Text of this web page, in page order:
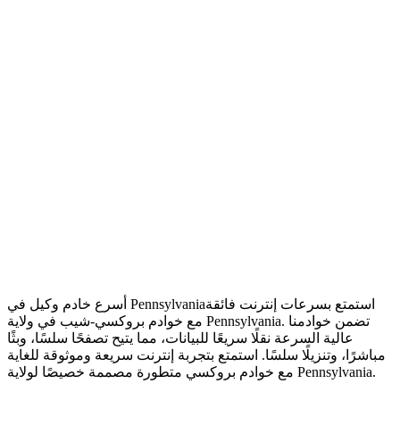
أسرع خادم وكيل في Pennsylvaniaاستمتع بسرعات إنترنت فائقة
مع خوادم بروكسي-شيب في ولاية Pennsylvania. تضمن خوادمنا
عالية السرعة نقلًا سريعًا للبيانات، مما يتيح تصفحًا سلسًا، وبثًا
مباشرًا، وتنزيلًا سلسًا. استمتع بتجربة إنترنت سريعة وموثوقة للغاية
مع خوادم بروكسي متطورة مصممة خصيصًا لولاية Pennsylvania.